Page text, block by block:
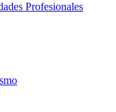
Profesionales